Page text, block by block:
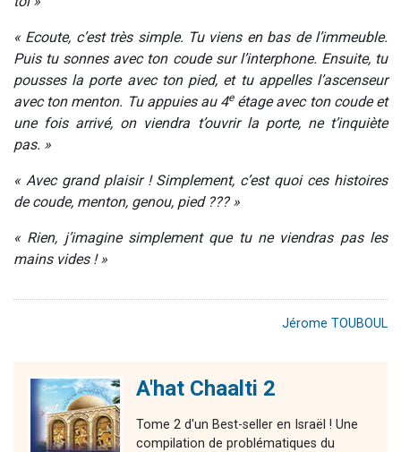
« Ecoute, c’est très simple. Tu viens en bas de l’immeuble.
Puis tu sonnes avec ton coude sur l’interphone. Ensuite, tu
pousses la porte avec ton pied, et tu appelles l’ascenseur
avec ton menton. Tu appuies au 4eétage avec ton coude et
une fois arrivé, on viendra t’ouvrir la porte, ne t’inquiète
pas. »
« Avec grand plaisir ! Simplement, c’est quoi ces histoires
de coude, menton, genou, pied ??? »
« Rien, j’imagine simplement que tu ne viendras pas les
mains vides ! »
Jérome TOUBOUL
A'hat Chaalti 2
Tome 2 d'un Best-seller en Israël ! Une
compilation de problématiques du